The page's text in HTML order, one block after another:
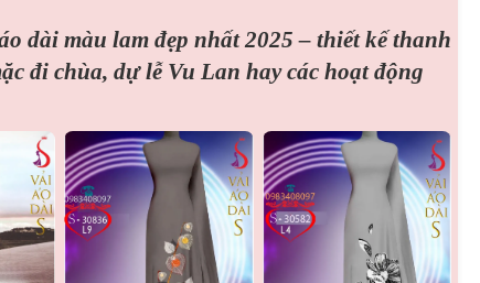
dài màu lam đẹp nhất 2025 – thiết kế thanh
đi chùa, dự lễ Vu Lan hay các hoạt động